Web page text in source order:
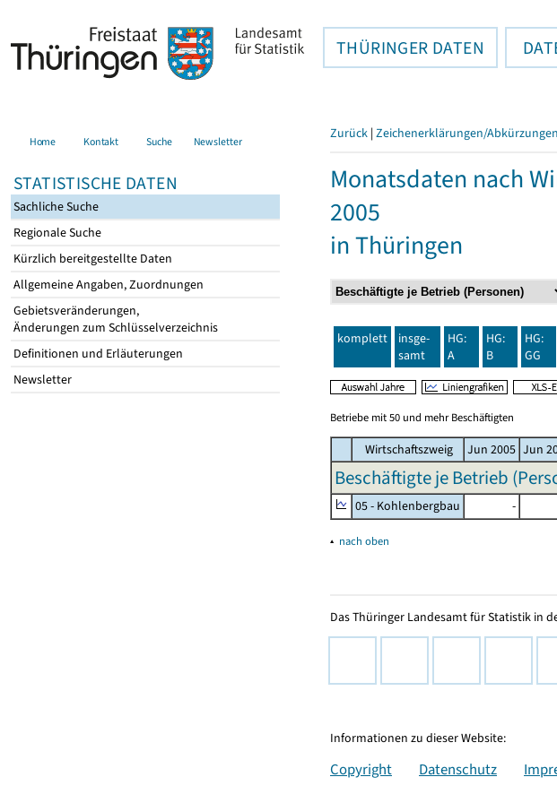
THÜRINGER DATEN
Home Kontakt Suche Newsletter
STATISTISCHE DATEN
Sachliche Suche
Regionale Suche
Kürzlich bereitgestellte Daten
Allgemeine Angaben, Zuordnungen
Gebietsveränderungen,
Änderungen zum Schlüsselverzeichnis
Definitionen und Erläuterungen
Newsletter
Zurück | Zeichenerklärungen/Abkürzungen
Monatsdaten nach
2005
in Thüringen
komplett
insge-
samt
HG:
A
HG:
B
HG:
GG
Betriebe mit 50 und mehr Beschäftigten
Wirtschaftszweig Jun 2005 Jun
Beschäftigte je Betrieb
05 - Kohlenbergbau -
▴ nach oben
Das Thüringer Landesamt für Statistik in
Informationen zu dieser Website:
Copyright Datenschutz